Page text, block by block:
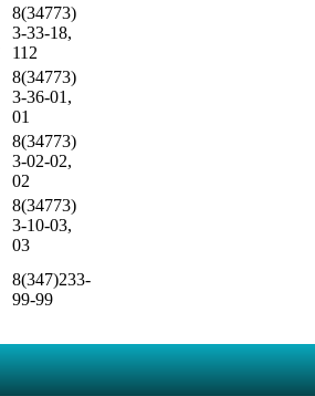
8(34773)
3-33-18,
112
8(34773)
3-36-01,
01
8(34773)
3-02-02,
02
8(34773)
3-10-03,
03
8(347)233-
99-99